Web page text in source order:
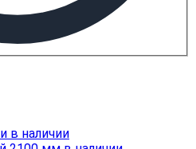
в наличии